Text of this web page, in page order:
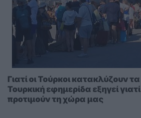
Γιατί οι Τούρκοι κατακλύζουν
Τουρκική εφημερίδα εξηγεί γιατί
προτιμούν τη χώρα μας